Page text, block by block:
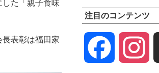
た「親子食味
表彰は福田家
注目のコンテンツ
Facebook